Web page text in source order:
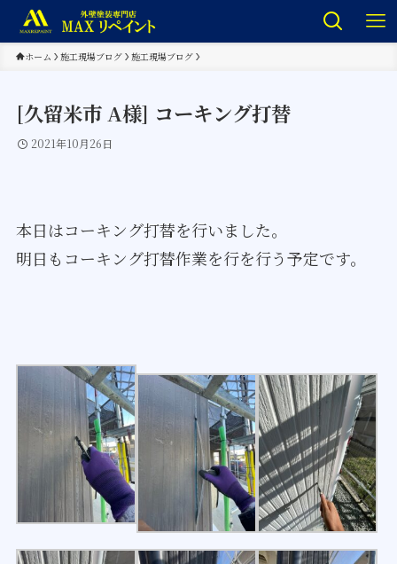
ホーム 施工現場ブログ 施工現場ブログ
[久留米市 A様] コーキング打替
2021年10月26日
本日はコーキング打替を行いました。
明日もコーキング打替作業を行を行う予定です。